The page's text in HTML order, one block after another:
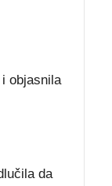
objasnila
da